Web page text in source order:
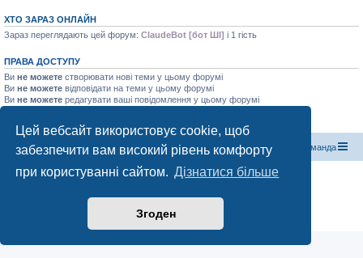
Цей вебсайт використовує cookie, щоб
забезпечити вам високий рівень комфорту
при користуванні сайтом. Дізнатися більше
Згоден
ХТО ЗАРАЗ ОНЛАЙН
Зараз переглядають цей форум: ClaudeBot [бот ШІ] і 1 гість
ПРАВА ДОСТУПУ
Ви не можете створювати нові теми у цьому форумі
Ви не можете відповідати на теми у цьому форумі
Ви не можете редагувати ваші повідомлення у цьому форумі
Магазин спорядження Туристичний форум «Рюкзак» Команда
Працює на phpBB® Forum Software © phpBB Limited